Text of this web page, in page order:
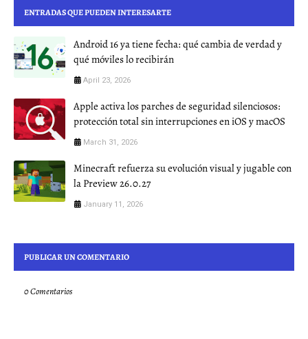
ENTRADAS QUE PUEDEN INTERESARTE
Android 16 ya tiene fecha: qué cambia de verdad y
qué móviles lo recibirán
April 23, 2026
Apple activa los parches de seguridad silenciosos:
protección total sin interrupciones en iOS y macOS
March 31, 2026
Minecraft refuerza su evolución visual y jugable con
la Preview 26.0.27
January 11, 2026
PUBLICAR UN COMENTARIO
0 Comentarios